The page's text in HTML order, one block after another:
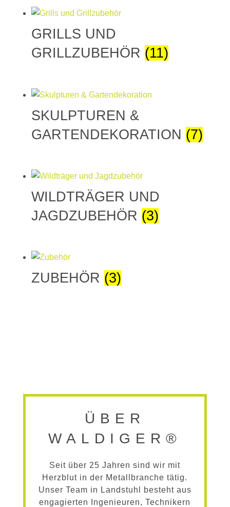
GRILLS UND
GRILLZUBEHÖR (11)
SKULPTUREN &
GARTENDEKORATION (7)
WILDTRÄGER UND
JAGDZUBEHÖR (3)
ZUBEHÖR (3)
ÜBER
WALDIGER®
Seit über 25 Jahren sind wir mit
Herzblut in der Metallbranche tätig.
Unser Team in Landstuhl besteht aus
engagierten Ingenieuren, Technikern